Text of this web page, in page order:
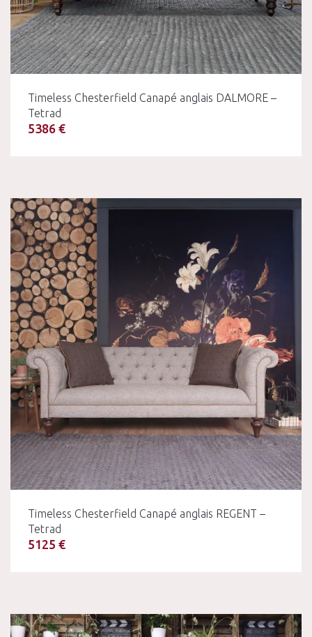
Timeless Chesterfield Canapé anglais DALMORE –
Tetrad
5386 €
Timeless Chesterfield Canapé anglais REGENT –
Tetrad
5125 €